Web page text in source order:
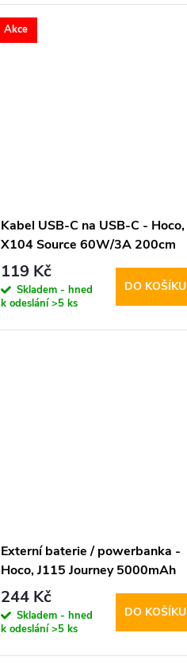
Akce
Kabel USB-C na USB-C - Hoco,
X104 Source 60W/3A 200cm
White
119 Kč
Skladem - hned
k odeslání>5 ks
DO KOŠÍKU
Externí baterie / powerbanka -
Hoco, J115 Journey 5000mAh
Black
244 Kč
Skladem - hned
k odeslání>5 ks
DO KOŠÍKU